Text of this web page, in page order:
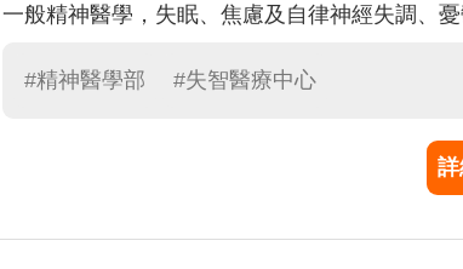
一般精神醫學，失眠、焦慮及自律神經失調、
#精神醫學部 #失智醫療中心